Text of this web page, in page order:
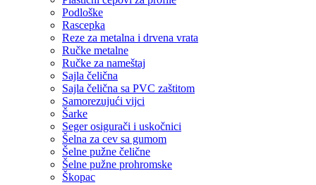
Podloške
Rascepka
Reze za metalna i drvena vrata
Ručke metalne
Ručke za nameštaj
Sajla čelična
Sajla čelična sa PVC zaštitom
Samorezujući vijci
Šarke
Seger osigurači i uskočnici
Šelna za cev sa gumom
Šelne pužne čelične
Šelne pužne prohromske
Škopac